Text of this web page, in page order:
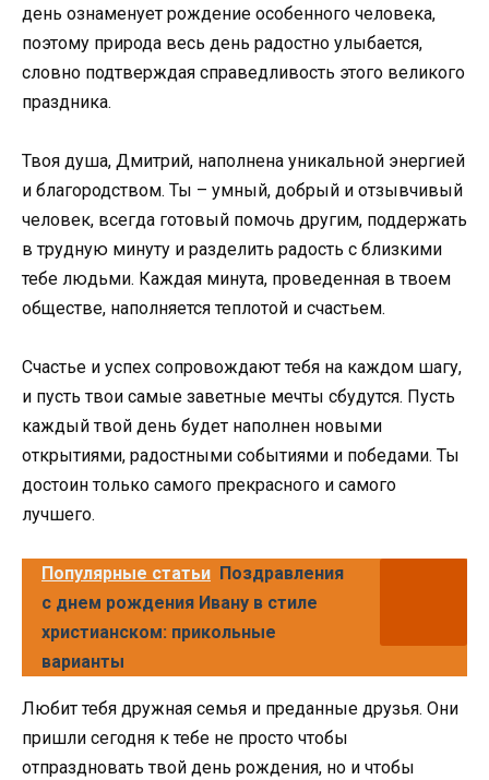
день ознаменует рождение особенного человека,
поэтому природа весь день радостно улыбается,
словно подтверждая справедливость этого великого
праздника.
Твоя душа, Дмитрий, наполнена уникальной энергией
и благородством. Ты – умный, добрый и отзывчивый
человек, всегда готовый помочь другим, поддержать
в трудную минуту и разделить радость с близкими
тебе людьми. Каждая минута, проведенная в твоем
обществе, наполняется теплотой и счастьем.
Счастье и успех сопровождают тебя на каждом шагу,
и пусть твои самые заветные мечты сбудутся. Пусть
каждый твой день будет наполнен новыми
открытиями, радостными событиями и победами. Ты
достоин только самого прекрасного и самого
лучшего.
Популярные статьи Поздравления
с днем рождения Ивану в стиле
христианском: прикольные
варианты
Любит тебя дружная семья и преданные друзья. Они
пришли сегодня к тебе не просто чтобы
отпраздновать твой день рождения, но и чтобы